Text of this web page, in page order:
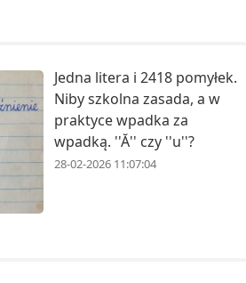
Jedna litera i 2418 pomyłek.
Niby szkolna zasada, a w
praktyce wpadka za
wpadką. ''Ă'' czy ''u''?
28-02-2026 11:07:04